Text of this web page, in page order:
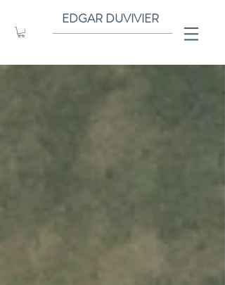
EDGAR DUVIVIER